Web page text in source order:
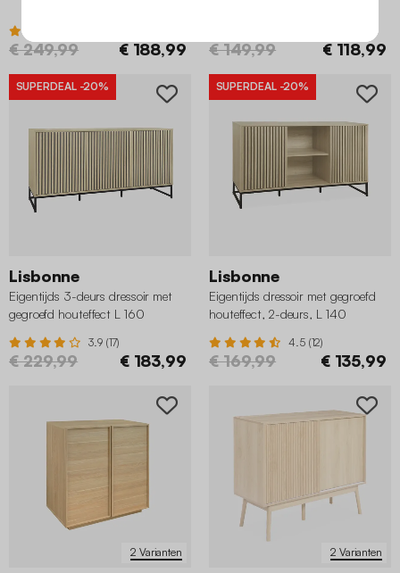
€ 249,99 € 188,99 € 149,99 € 118,99
SUPERDEAL -20%
Lisbonne
Eigentijds 3-deurs dressoir met
gegroefd houteffect L 160
3.9 (17)
€ 229,99 € 183,99
SUPERDEAL -20%
Lisbonne
Eigentijds dressoir met gegroefd
houteffect, 2-deurs, L 140
4.5 (12)
€ 169,99 € 135,99
2 Varianten 2 Varianten